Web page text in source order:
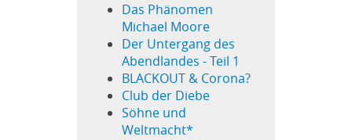
Das Phänomen
Michael Moore
Der Untergang des
Abendlandes - Teil 1
BLACKOUT & Corona?
Club der Diebe
Söhne und
Weltmacht*